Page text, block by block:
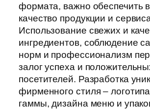
формата, важно обеспечить
качество продукции и
Использование свежих и
ингредиентов, соблюдение
норм и профессионализм
залог успеха и
посетителей. Разработка
фирменного стиля –
гаммы, дизайна меню и